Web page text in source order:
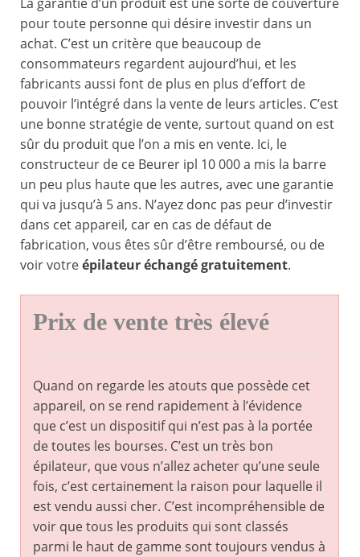
pour toute personne qui désire investir dans un
achat. C’est un critère que beaucoup de
consommateurs regardent aujourd’hui, et les
fabricants aussi font de plus en plus d’effort de
pouvoir l’intégré dans la vente de leurs articles. C’est
une bonne stratégie de vente, surtout quand on est
sûr du produit que l’on a mis en vente. Ici, le
constructeur de ce Beurer ipl 10 000 a mis la barre
un peu plus haute que les autres, avec une garantie
qui va jusqu’à 5 ans. N’ayez donc pas peur d’investir
dans cet appareil, car en cas de défaut de
fabrication, vous êtes sûr d’être remboursé, ou de
voir votreépilateur échangé gratuitement.
Prix de vente très élevé
Quand on regarde les atouts que possède cet
appareil, on se rend rapidement à l’évidence
que c’est un dispositif qui n’est pas à la portée
de toutes les bourses. C’est un très bon
épilateur, que vous n’allez acheter qu’une seule
fois, c’est certainement la raison pour laquelle il
est vendu aussi cher. C’est incompréhensible de
voir que tous les produits qui sont classés
parmi le haut de gamme sont toujours vendus à